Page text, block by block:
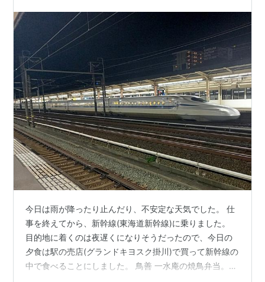
今日は雨が降ったり止んだり、不安定な天気でした。 仕
事を終えてから、新幹線(東海道新幹線)に乗りました。
目的地に着くのは夜遅くになりそうだったので、今日の
夕食は駅の売店(グランドキヨスク掛川)で買って新幹線の
中で食べることにしました。 鳥善 一水庵の焼鳥弁当。